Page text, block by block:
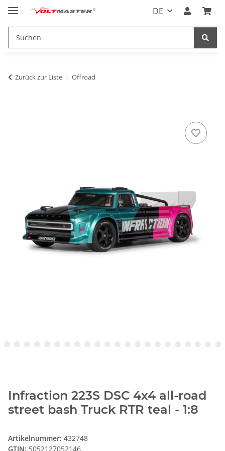
DE
Zurück zur Liste Offroad
Infraction 223S DSC 4x4 all-road
street bash Truck RTR teal - 1:8
Artikelnummer: 432748
GTIN: 5052127052146